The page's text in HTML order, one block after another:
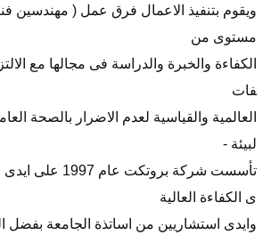
ويقوم بتنفيذ الاعمال فرق عمل ( مهندسين
مستوى من
الكفاءة والخبرة والدراسة فى مجالها مع
فات
العالمية والقياسية لعدم الاضرار بالصحة
لبيئة -
تأسست شركة بروتكت
ى الكفاءة العالية
وايدى استشاريين من اساتذة الجامعة بفضل